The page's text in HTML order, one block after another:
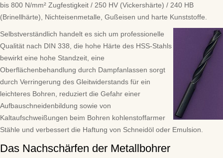
bis 800 N/mm² Zugfestigkeit / 250 HV (Vickershärte) / 240 HB
(Brinellhärte), Nichteisenmetalle, Gußeisen und harte Kunststoffe.
Selbstverständlich handelt es sich um professionelle
Qualität nach DIN 338, die hohe Härte des HSS-Stahls
bewirkt eine hohe Standzeit, eine
Oberflächenbehandlung durch Dampfanlassen sorgt
durch Verringerung des Gleitwiderstands für ein
leichteres Bohren, reduziert die Gefahr einer
Aufbauschneidenbildung sowie von
Kaltaufschweißungen beim Bohren kohlenstoffarmer
Stähle und verbessert die Haftung von Schneidöl oder Emulsion.
Das Nachschärfen der Metallbohrer